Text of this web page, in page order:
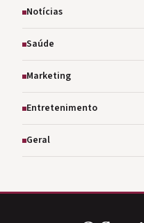
Notícias
Saúde
Marketing
Entretenimento
Geral